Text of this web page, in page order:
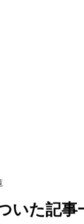
いた記事